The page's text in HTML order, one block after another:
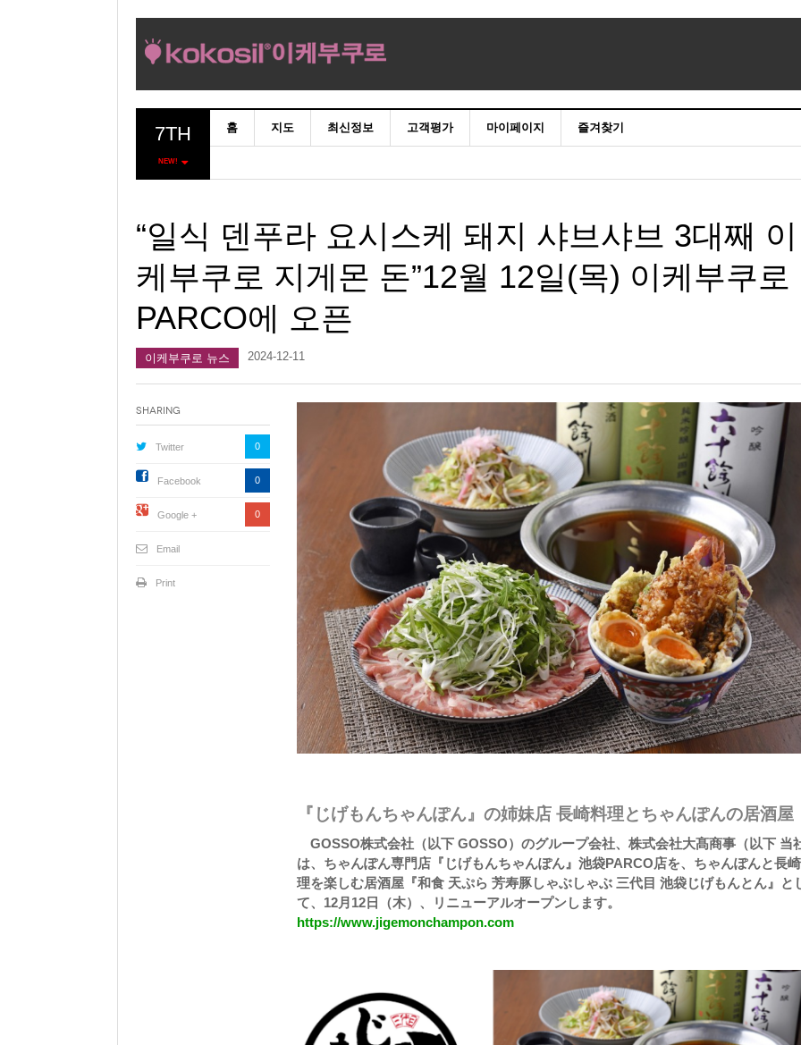
7TH
NEW!
홈 지도 최신정보 고객평가 마이페이지 즐겨찾기
“일식 덴푸라 요시스케 돼지 샤브샤브 3대째 이
케부쿠로 지게몬 돈”12월 12일(목) 이케부쿠로
PARCO에 오픈
이케부쿠로 뉴스 2024-12-11
『じげもんちゃんぽん』の姉妹店 長崎料理とちゃんぽんの居酒屋
GOSSO株式会社（以下 GOSSO）のグループ会社、株式会社大髙商事（以下 当
は、ちゃんぽん専門店『じげもんちゃんぽん』池袋PARCO店を、ちゃんぽんと長
理を楽しむ居酒屋『和食 天ぷら 芳寿豚しゃぶしゃぶ 三代目 池袋じげもんとん』と
て、12月12日（木）、リニューアルオープンします。
https://www.jigemonchampon.com
Sharing
Twitter 0
Facebook 0
Google + 0
Email
Print